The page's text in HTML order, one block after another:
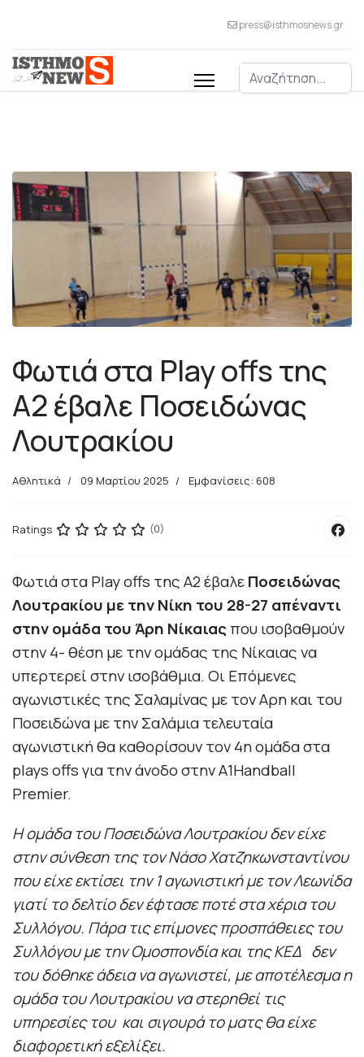
press@isthmosnews.gr
Αναζήτηση
Φωτιά στα Play offs της
Α2 έβαλε Ποσειδώνας
Λουτρακίου
Αθλητικά 09 Μαρτίου 2025 Εμφανίσεις: 608
Ratings (0)
Φωτιά στα Play offs της Α2 έβαλεΠοσειδώνας
Λουτρακίου με την Νίκη του 28-27 απέναντι
στην ομάδα του Άρη Νίκαιας που ισοβαθμούν
στην 4- θέση με την ομάδας της Νίκαιας να
υπερτερεί στην ισοβάθμια. Οι Επόμενες
αγωνιστικές της Σαλαμίνας με τον Αρη και του
Ποσειδώνα με την Σαλάμια τελευταία
αγωνιστική θα καθορίσουν τον 4η ομάδα στα
plays offs για την άνοδο στην Α1Handball
Premier.
Η ομάδα του Ποσειδώνα Λουτρακίου δεν είχε
στην σύνθεση της τον Νάσο Χατζηκωνσταντίνου
που είχε εκτίσει την 1 αγωνιστική με τον Λεωνίδα
γιατί το δελτίο δεν έφτασε ποτέ στα χέρια του
Συλλόγου. Πάρα τις επίμονες προσπάθειες του
Συλλόγου με την Ομοσπονδία και της ΚΕΔ δεν
του δόθηκε άδεια να αγωνιστεί, με αποτέλεσμα η
ομάδα του Λουτρακίου να στερηθεί τις
υπηρεσίες του και σιγουρά το ματς θα είχε
διαφορετική εξελίξει.